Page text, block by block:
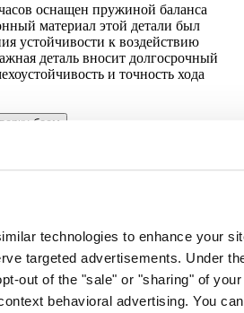
technologies to enhance your
targeted advertisements. Under
out of the "sale" or "sharing" of
behavioral advertising. You
оснащен пружиной баланса
материал этой детали был
устойчивости к воздействию
деталь вносит долгосрочный
и точность хода
боем
снабжаются часы военных,
гражданских лиц
к износу и воздействию влаги,
финишной отделкой и
надежность. Эти качеcтва
характер часов Certina.
проверку боем